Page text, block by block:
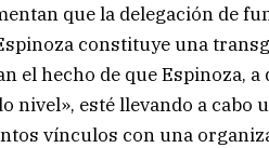
que la delegación de
constituye una
el hecho de que Espinoza,
nivel», esté llevando a cabo
vínculos con una